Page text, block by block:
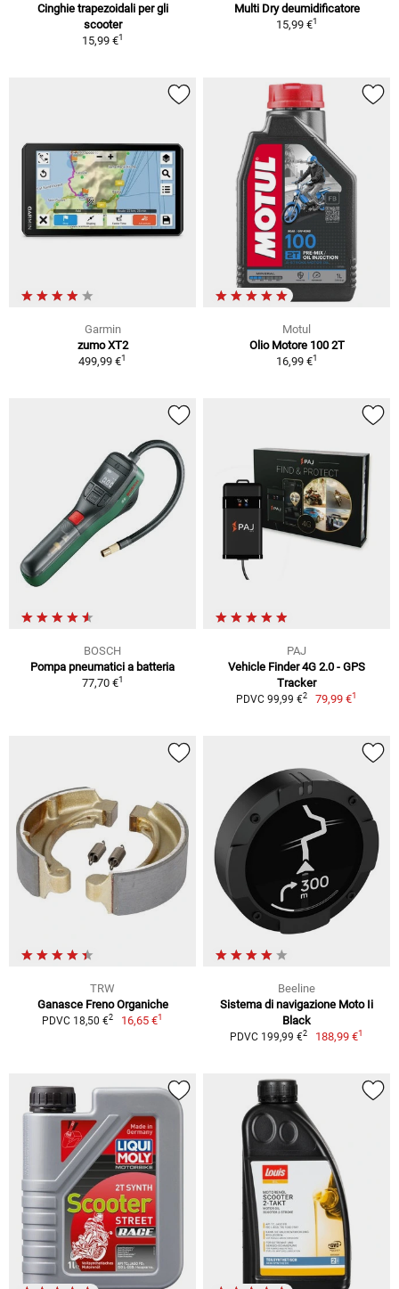
Cinghie trapezoidali per gli
scooter
15,99 €1
Multi Dry deumidificatore
15,99 €1
Garmin
zumo XT2
499,99 €1
Motul
Olio Motore 100 2T
16,99 €1
BOSCH
Pompa pneumatici a batteria
77,70 €1
PAJ
Vehicle Finder 4G 2.0 - GPS
Tracker
PDVC 99,99 €2 79,99 €1
TRW
Ganasce Freno Organiche
PDVC 18,50 €2 16,65 €1
Beeline
Sistema di navigazione Moto Ii
Black
PDVC 199,99 €2 188,99 €1